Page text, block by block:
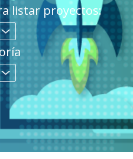
listar proyectos:
.
.